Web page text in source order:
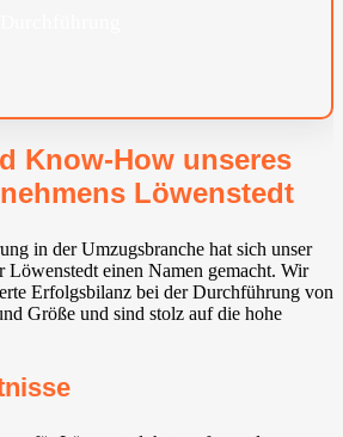
Know-How unseres
Löwenstedt
in der Umzugsbranche hat sich unser
Löwenstedt einen Namen gemacht. Wir
Erfolgsbilanz bei der Durchführung von
Größe und sind stolz auf die hohe